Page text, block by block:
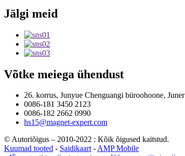
Jälgi meid
Võtke meiega ühendust
26. korrus, Junyue Chenguangi büroohoone,
0086-181 3450 2123
0086-182 2662 0990
hs15@magnet-expert.com
© Autoriõigus – 2010-2022 : Kõik õigused kaitstud.
Kuumad tooted - Saidikaart-AMP Mobile